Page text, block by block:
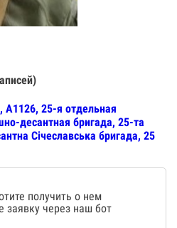
25-я отдельная
десантная бригада, 25-та
Січеславська бригада, 25
получить о нем
заявку через наш бот